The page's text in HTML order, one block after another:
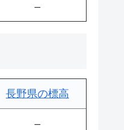
–
長野県の標高
–